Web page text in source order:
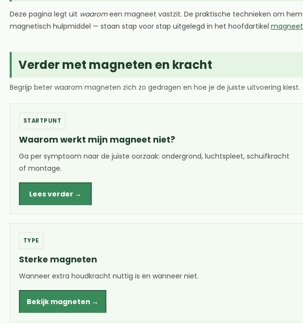
Deze pagina legt uit waaromeen magneet vastzit. De praktische technieken om
magnetisch hulpmiddel — staan stap voor stap uitgelegd in het hoofdartikel
Verder met magneten en kracht
Begrijp beter waarom magneten zich zo gedragen en hoe je de juiste uitvoering kiest.
STARTPUNT
Waarom werkt mijn magneet niet?
Ga per symptoom naar de juiste oorzaak: ondergrond, luchtspleet, schuifkracht
of montage.
Lees verder →
TYPE
Sterke magneten
Wanneer extra houdkracht nuttig is en wanneer niet.
Bekijk magneten →